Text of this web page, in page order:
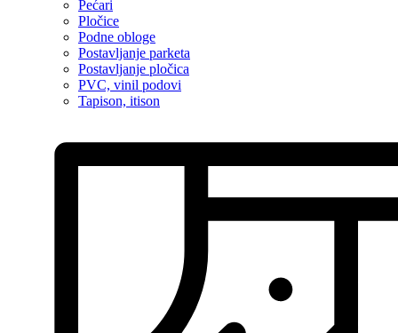
Pećari
Pločice
Podne obloge
Postavljanje parketa
Postavljanje pločica
PVC, vinil podovi
Tapison, itison